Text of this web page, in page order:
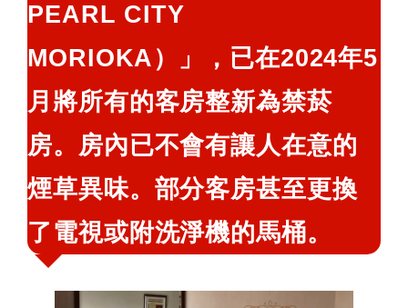
PEARL CITY
MORIOKA）」，已在2024年5
月將所有的客房整新為禁菸
房。房內已不會有讓人在意的
煙草異味。部分客房甚至更換
了電視或附洗淨機的馬桶。